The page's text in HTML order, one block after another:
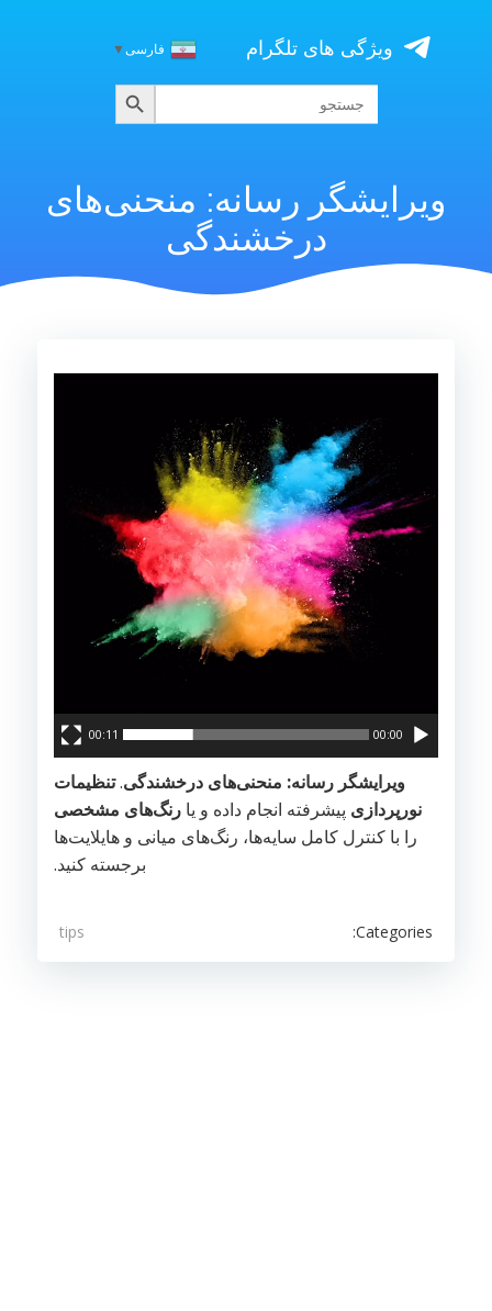
content
ویژگی های تلگرام فارسی▼
جستجو
برای:
جستجو
ویرایشگر رسانه: منحنی‌های
درخشندگی
00:00
00:11
ویرایشگر رسانه: منحنی‌های درخشندگی.تنظیمات
نورپردازی پیشرفته انجام داده و یا رنگ‌های مشخصی
را با کنترل کامل سایه‌ها، رنگ‌های میانی و هایلایت‌ها
برجسته کنید.
Categories:
tips